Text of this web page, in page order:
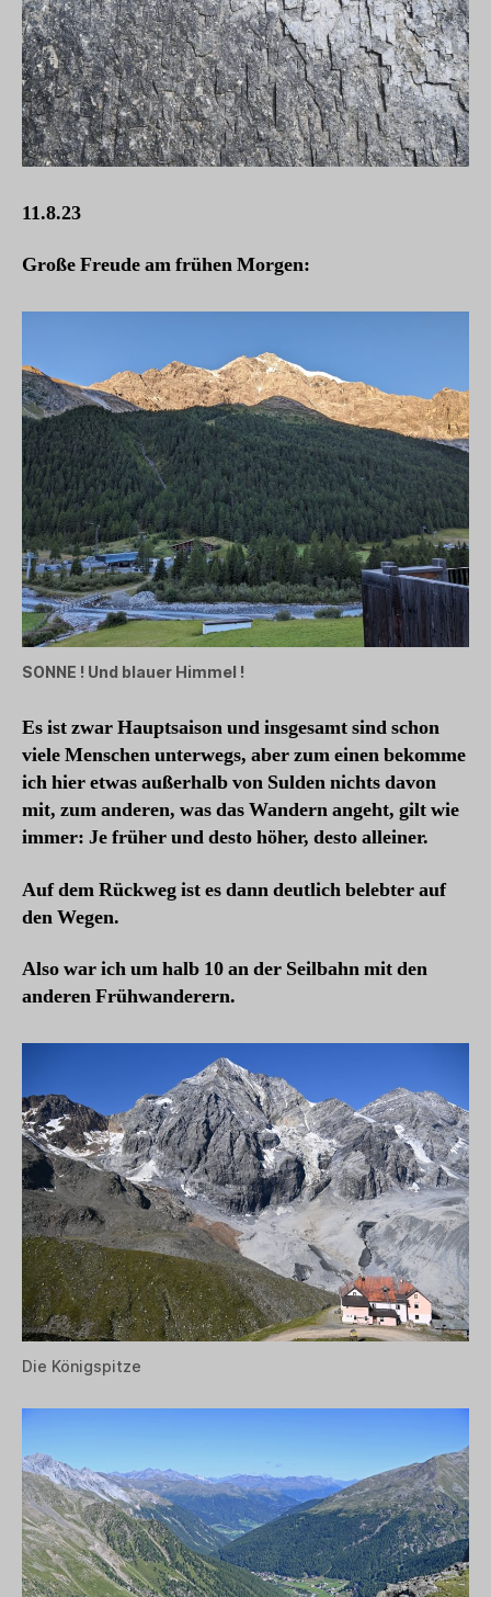
11.8.23
Große Freude am frühen Morgen:
SONNE ! Und blauer Himmel !
Es ist zwar Hauptsaison und insgesamt sind schon
viele Menschen unterwegs, aber zum einen bekomme
ich hier etwas außerhalb von Sulden nichts davon
mit, zum anderen, was das Wandern angeht, gilt wie
immer: Je früher und desto höher, desto alleiner.
Auf dem Rückweg ist es dann deutlich belebter auf
den Wegen.
Also war ich um halb 10 an der Seilbahnmit den
anderen Frühwanderern.
Die Königspitze